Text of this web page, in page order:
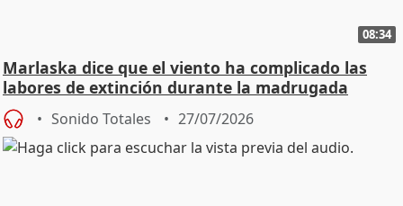
08:34
Marlaska dice que el viento ha complicado las
labores de extinción durante la madrugada
Sonido Totales 27/07/2026